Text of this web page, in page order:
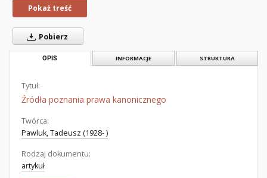
Pokaż treść
Pobierz
OPIS INFORMACJE STRUKTURA
Tytuł:
Źródła poznania prawa kanonicznego
Twórca:
Pawluk, Tadeusz (1928- )
Rodzaj dokumentu:
artykuł